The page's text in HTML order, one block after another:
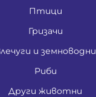
Птици
Гризачи
и земноводни
Риби
Други животни